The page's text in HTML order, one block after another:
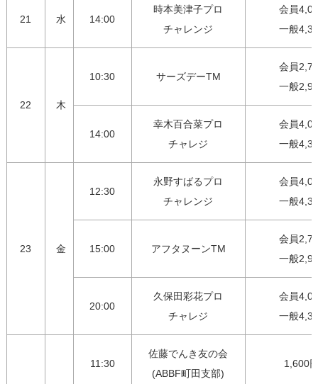
21 水 14:00
時本美津子プロ
チャレンジ
会員
一般
22 木
10:30 サーズデーTM
会員
一般
14:00
幸木百合菜プロ
チャレジ
会員
一般
23 金
12:30
永野すばるプロ
チャレンジ
会員
一般
15:00 アフタヌーンTM
会員
一般
20:00
久保田彩花プロ
チャレジ
会員
一般
11:30
佐藤でんき友の会
(ABBF町田支部)
1,600